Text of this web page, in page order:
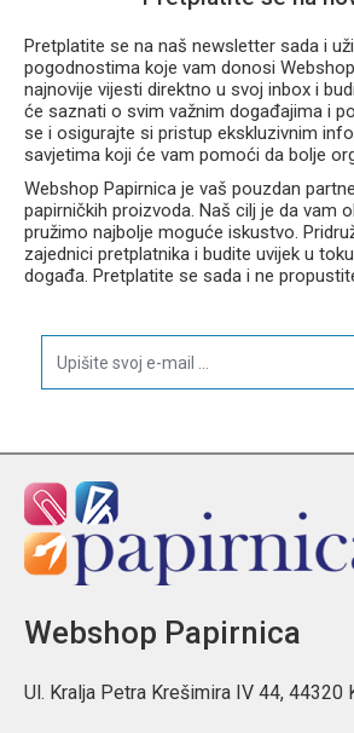
Pretplatite se na naš newsletter sada i
pogodnostima koje vam donosi
najnovije vijesti direktno u svoj inbox i
će saznati o svim važnim događajima i
se i osigurajte si pristup ekskluzivnim
savjetima koji će vam pomoći da bolje
Webshop Papirnica je vaš pouzdan
papirničkih proizvoda. Naš cilj je da vam
pružimo najbolje moguće iskustvo.
zajednici pretplatnika i budite uvijek u
događa. Pretplatite se sada i ne
Webshop Papirnica
Ul. Kralja Petra Krešimira IV 44, 44320